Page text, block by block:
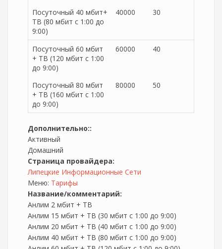
Посуточный 40 мбит+
ТВ (80 мбит с 1:00 до
9:00)
40000 30
Посуточный 60 мбит
+ ТВ (120 мбит с 1:00
до 9:00)
60000 40
Посуточный 80 мбит
+ ТВ (160 мбит с 1:00
до 9:00)
80000 50
Дополнительно::
Активный
Домашний
Страница провайдера:
Липецкие Информационные Сети
Меню: Тарифы
Название/комментарий:
Анлим 2 мбит + ТВ
Анлим 15 мбит + ТВ (30 мбит с 1:00 до 9:00)
Анлим 20 мбит + ТВ (40 мбит с 1:00 до 9:00)
Анлим 40 мбит + ТВ (80 мбит с 1:00 до 9:00)